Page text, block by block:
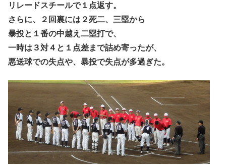
リレードスチールで１点返す。
さらに、２回裏には２死二、三塁から
暴投と１番の中越え二塁打で、
一時は３対４と１点差まで詰め寄ったが、
悪送球での失点や、暴投で失点が多過ぎた。